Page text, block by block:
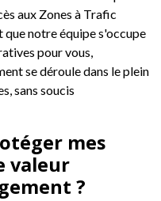
aux Zones à Trafic
que notre équipe s'occupe
pour vous,
se déroule dans le plein
sans soucis
mes
valeur
?